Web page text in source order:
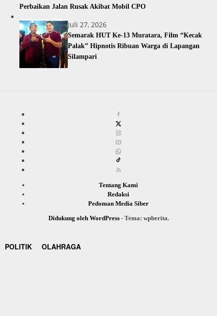
Perbaikan Jalan Rusak Akibat Mobil CPO
Juli 27, 2026
Semarak HUT Ke-13 Muratara, Film “Kecak
Palak” Hipnotis Ribuan Warga di Lapangan
Silampari
Tentang Kami
Redaksi
Pedoman Media Siber
Didukung oleh WordPress - Tema: wpberita.
POLITIK OLAHRAGA